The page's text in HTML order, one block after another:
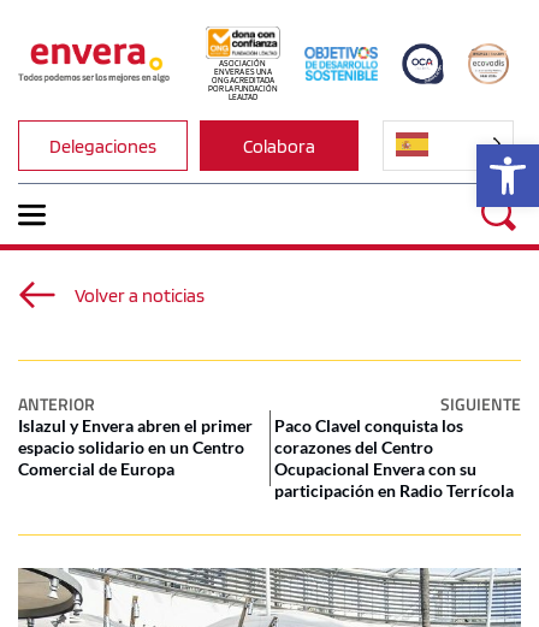
ASOCIACIÓN
ENVERA ES UNA
ONG ACREDITADA
POR LA FUNDACIÓN
LEALTAD
Delegaciones Colabora
Volver a noticias
ANTERIOR SIGUIENTE
Islazul y Envera abren el primer
espacio solidario en un Centro
Comercial de Europa
Paco Clavel conquista los
corazones del Centro
Ocupacional Envera con su
participación en Radio Terrícola